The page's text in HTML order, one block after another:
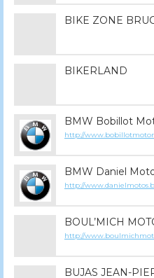
BIKE ZONE
BIKERLAND
BMW Bobillot
http://
BMW Daniel
http://
BOUL’MICH
http://
BUJAS JEAN-